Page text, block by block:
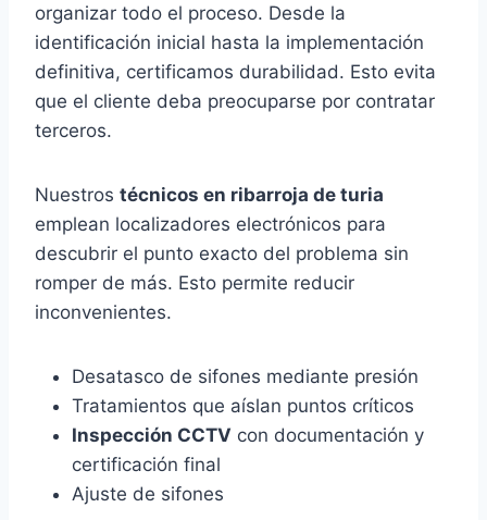
organizar todo el proceso. Desde la
identificación inicial hasta la implementación
definitiva, certificamos durabilidad. Esto evita
que el cliente deba preocuparse por contratar
terceros.
Nuestros técnicos en ribarroja de turia
emplean localizadores electrónicos para
descubrir el punto exacto del problema sin
romper de más. Esto permite reducir
inconvenientes.
Desatasco de sifones mediante presión
Tratamientos que aíslan puntos críticos
Inspección CCTV con documentación y
certificación final
Ajuste de sifones